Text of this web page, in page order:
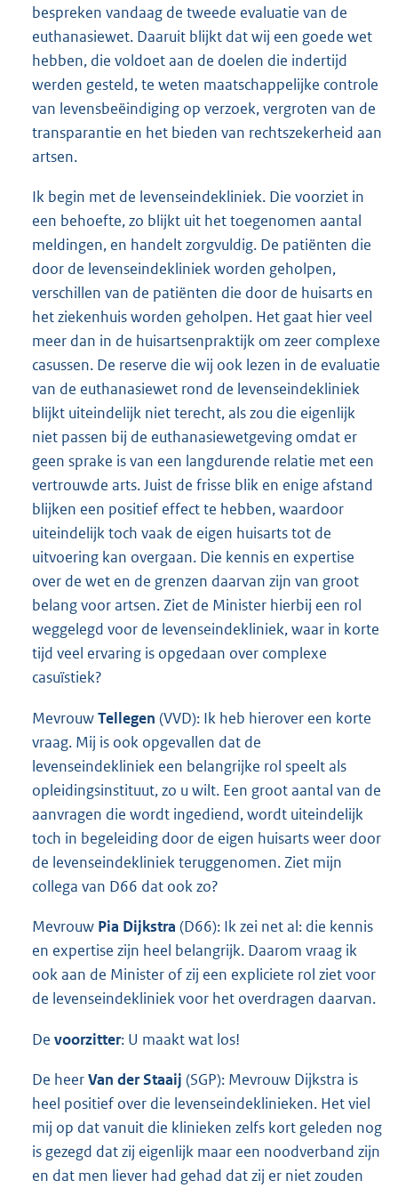
bespreken vandaag de tweede evaluatie van de
euthanasiewet. Daaruit blijkt dat wij een goede wet
hebben, die voldoet aan de doelen die indertijd
werden gesteld, te weten maatschappelijke controle
van levensbeëindiging op verzoek, vergroten van de
transparantie en het bieden van rechtszekerheid aan
artsen.
Ik begin met de levenseindekliniek. Die voorziet in
een behoefte, zo blijkt uit het toegenomen aantal
meldingen, en handelt zorgvuldig. De patiënten die
door de levenseindekliniek worden geholpen,
verschillen van de patiënten die door de huisarts en
het ziekenhuis worden geholpen. Het gaat hier veel
meer dan in de huisartsenpraktijk om zeer complexe
casussen. De reserve die wij ook lezen in de evaluatie
van de euthanasiewet rond de levenseindekliniek
blijkt uiteindelijk niet terecht, als zou die eigenlijk
niet passen bij de euthanasiewetgeving omdat er
geen sprake is van een langdurende relatie met een
vertrouwde arts. Juist de frisse blik en enige afstand
blijken een positief effect te hebben, waardoor
uiteindelijk toch vaak de eigen huisarts tot de
uitvoering kan overgaan. Die kennis en expertise
over de wet en de grenzen daarvan zijn van groot
belang voor artsen. Ziet de Minister hierbij een rol
weggelegd voor de levenseindekliniek, waar in korte
tijd veel ervaring is opgedaan over complexe
casuïstiek?
MevrouwTellegen (VVD): Ik heb hierover een korte
vraag. Mij is ook opgevallen dat de
levenseindekliniek een belangrijke rol speelt als
opleidingsinstituut, zo u wilt. Een groot aantal van de
aanvragen die wordt ingediend, wordt uiteindelijk
toch in begeleiding door de eigen huisarts weer door
de levenseindekliniek teruggenomen. Ziet mijn
collega van D66 dat ook zo?
Mevrouw Pia Dijkstra (D66): Ik zei net al: die kennis
en expertise zijn heel belangrijk. Daarom vraag ik
ook aan de Minister of zij een expliciete rol ziet voor
de levenseindekliniek voor het overdragen daarvan.
De voorzitter: U maakt wat los!
De heerVan der Staaij (SGP): Mevrouw Dijkstra is
heel positief over die levenseindeklinieken. Het viel
mij op dat vanuit die klinieken zelfs kort geleden nog
is gezegd dat zij eigenlijk maar een noodverband zijn
en dat men liever had gehad dat zij er niet zouden